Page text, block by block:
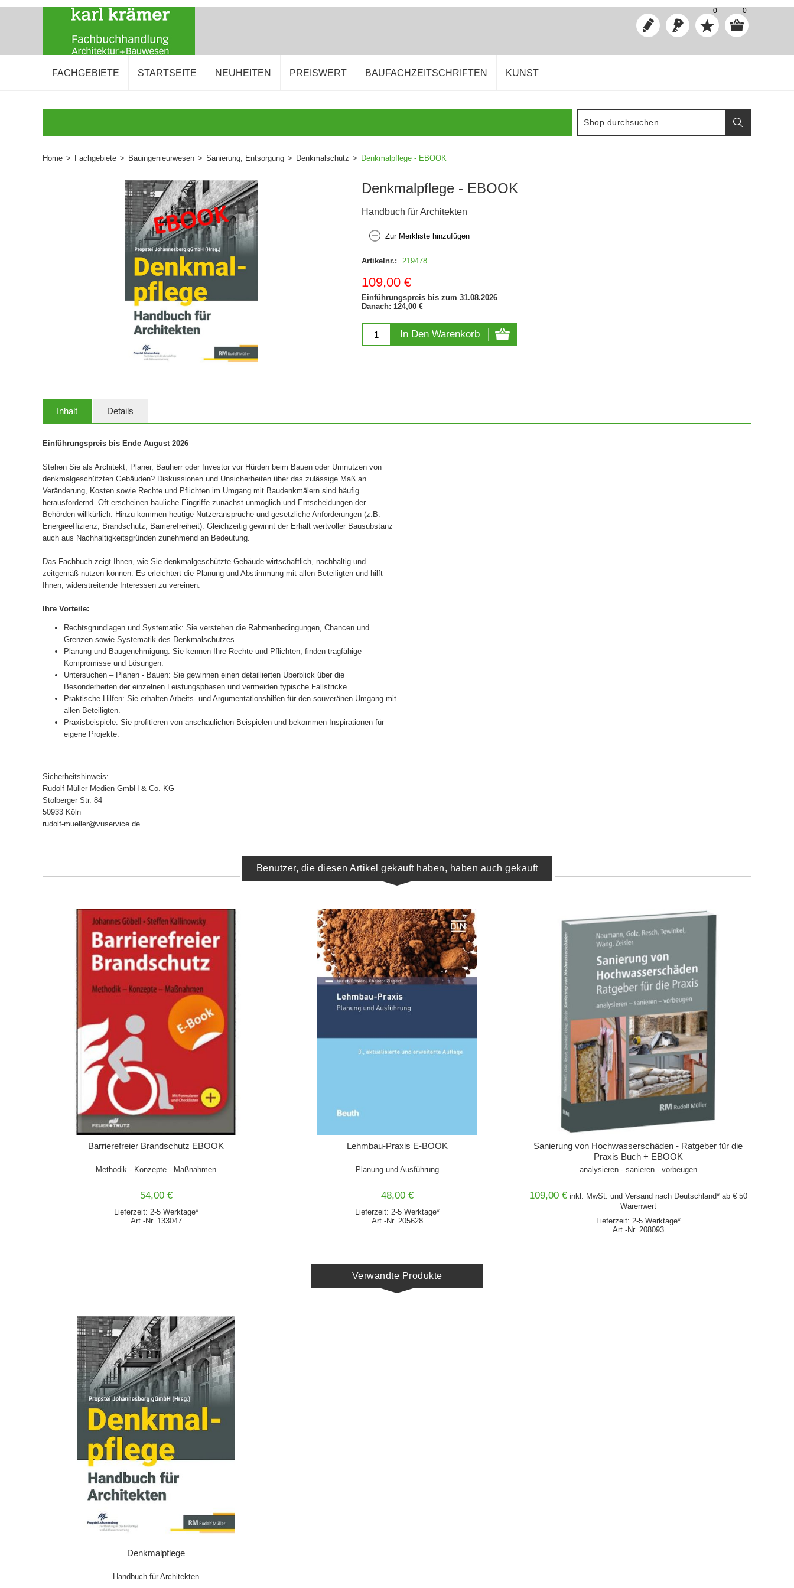
0 0
FACHGEBIETE STARTSEITE NEUHEITEN PREISWERT BAUFACHZEITSCHRIFTEN KUNST
Home > Fachgebiete > Bauingenieurwesen > Sanierung, Entsorgung > Denkmalschutz > Denkmalpflege - EBOOK
Denkmalpflege - EBOOK
Handbuch für Architekten
Zur Merkliste hinzufügen
Artikelnr.: 219478
109,00 €
Einführungspreis bis zum 31.08.2026
Danach: 124,00 €
In Den Warenkorb
Inhalt Details
Einführungspreis bis Ende August 2026
Stehen Sie als Architekt, Planer, Bauherr oder Investor vor Hürden beim Bauen oder Umnutzen von
denkmalgeschützten Gebäuden? Diskussionen und Unsicherheiten über das zulässige Maß an
Veränderung, Kosten sowie Rechte und Pflichten im Umgang mit Baudenkmälern sind häufig
herausfordernd. Oft erscheinen bauliche Eingriffe zunächst unmöglich und Entscheidungen der
Behörden willkürlich. Hinzu kommen heutige Nutzeransprüche und gesetzliche Anforderungen (z.B.
Energieeffizienz, Brandschutz, Barrierefreiheit). Gleichzeitig gewinnt der Erhalt wertvoller Bausubstanz
auch aus Nachhaltigkeitsgründen zunehmend an Bedeutung.
Das Fachbuch zeigt Ihnen, wie Sie denkmalgeschützte Gebäude wirtschaftlich, nachhaltig und
zeitgemäß nutzen können. Es erleichtert die Planung und Abstimmung mit allen Beteiligten und hilft
Ihnen, widerstreitende Interessen zu vereinen.
Ihre Vorteile:
Rechtsgrundlagen und Systematik: Sie verstehen die Rahmenbedingungen, Chancen und
Grenzen sowie Systematik des Denkmalschutzes.
Planung und Baugenehmigung: Sie kennen Ihre Rechte und Pflichten, finden tragfähige
Kompromisse und Lösungen.
Untersuchen – Planen - Bauen: Sie gewinnen einen detaillierten Überblick über die
Besonderheiten der einzelnen Leistungsphasen und vermeiden typische Fallstricke.
Praktische Hilfen: Sie erhalten Arbeits- und Argumentationshilfen für den souveränen Umgang mit
allen Beteiligten.
Praxisbeispiele: Sie profitieren von anschaulichen Beispielen und bekommen Inspirationen für
eigene Projekte.
Sicherheitshinweis:
Rudolf Müller Medien GmbH & Co. KG
Stolberger Str. 84
50933 Köln
rudolf-mueller@vuservice.de
Benutzer, die diesen Artikel gekauft haben, haben auch gekauft
Barrierefreier Brandschutz EBOOK
Methodik - Konzepte - Maßnahmen
54,00 €
Lieferzeit: 2-5 Werktage*
Art.-Nr. 133047
IN DEN WARENKORB
Lehmbau-Praxis E-BOOK
Planung und Ausführung
48,00 €
Lieferzeit: 2-5 Werktage*
Art.-Nr. 205628
IN DEN WARENKORB
Sanierung von Hochwasserschäden - Ratgeber für die
Praxis Buch + EBOOK
analysieren - sanieren - vorbeugen
109,00 € inkl. MwSt. und Versandnach Deutschland* ab € 50
Warenwert
Lieferzeit: 2-5 Werktage*
Art.-Nr. 208093
IN DEN WARENKORB
Verwandte Produkte
Denkmalpflege
Handbuch für Architekten
IN DEN WARENKORB